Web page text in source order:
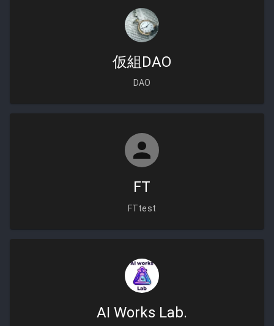
仮組DAO
DAO
FT
FTtest
AI Works Lab.